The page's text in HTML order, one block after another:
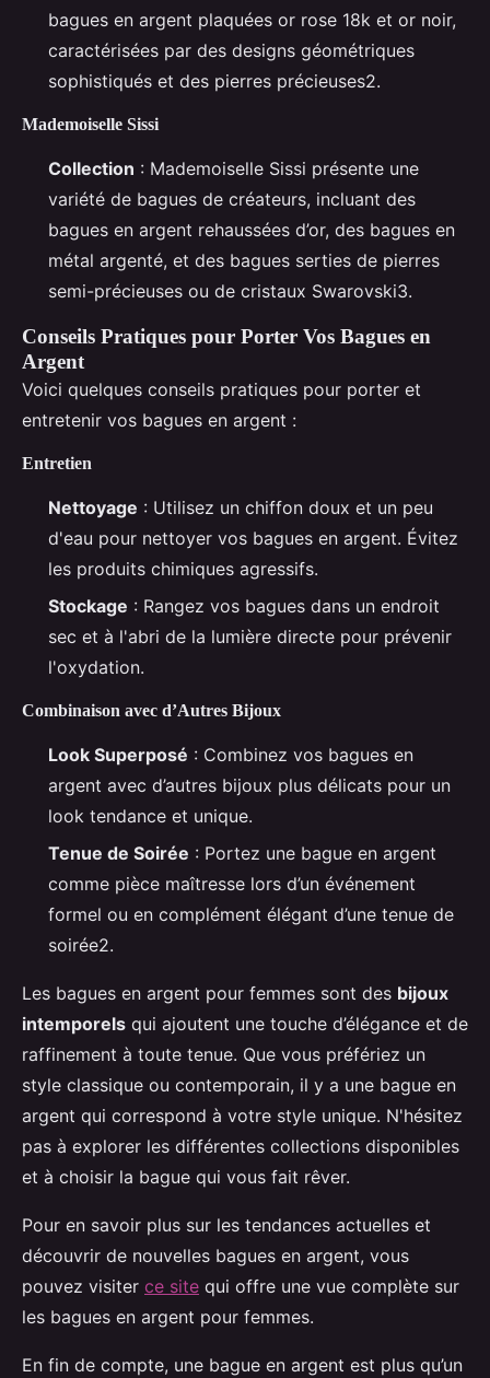
bagues en argent plaquées or rose 18k et or noir,
caractérisées par des designs géométriques
sophistiqués et des pierres précieuses2.
Mademoiselle Sissi
Collection : Mademoiselle Sissi présente une
variété de bagues de créateurs, incluant des
bagues en argent rehaussées d’or, des bagues en
métal argenté, et des bagues serties de pierres
semi-précieuses ou de cristaux Swarovski3.
Conseils Pratiques pour Porter Vos Bagues en
Argent
Voici quelques conseils pratiques pour porter et
entretenir vos bagues en argent :
Entretien
Nettoyage : Utilisez un chiffon doux et un peu
d'eau pour nettoyer vos bagues en argent. Évitez
les produits chimiques agressifs.
Stockage : Rangez vos bagues dans un endroit
sec et à l'abri de la lumière directe pour prévenir
l'oxydation.
Combinaison avec d’Autres Bijoux
Look Superposé : Combinez vos bagues en
argent avec d’autres bijoux plus délicats pour un
look tendance et unique.
Tenue de Soirée : Portez une bague en argent
comme pièce maîtresse lors d’un événement
formel ou en complément élégant d’une tenue de
soirée2.
Les bagues en argent pour femmes sont des bijoux
intemporels qui ajoutent une touche d’élégance et de
raffinement à toute tenue. Que vous préfériez un
style classique ou contemporain, il y a une bague en
argent qui correspond à votre style unique. N'hésitez
pas à explorer les différentes collections disponibles
et à choisir la bague qui vous fait rêver.
Pour en savoir plus sur les tendances actuelles et
découvrir de nouvelles bagues en argent, vous
pouvez visiter ce site qui offre une vue complète sur
les bagues en argent pour femmes.
En fin de compte, une bague en argent est plus qu’un